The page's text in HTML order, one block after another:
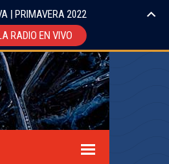
| PRIMAVERA 2022
RADIO EN VIVO